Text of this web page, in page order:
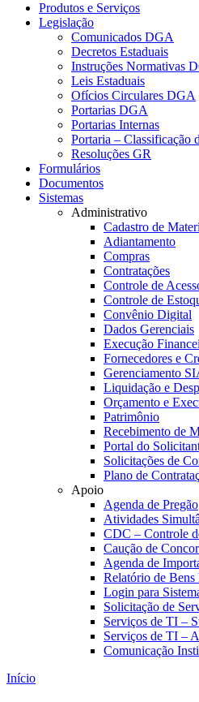
Produtos e Serviços
Legislação
Comunicados DGA
Decretos Estaduais
Instruções Normativas
Leis Estaduais
Ofícios Circulares DGA
Portarias DGA
Portarias Internas
Portaria – Classificação
Resoluções GR
Formulários
Documentos
Sistemas
Administrativo
Cadastro de
Adiantamento
Compras
Contratações
Controle de
Controle de
Convênio Digital
Dados Gerenciais
Execução
Fornecedores e
Gerenciamento
Liquidação e
Orçamento e
Patrimônio
Recebimento de
Portal do
Solicitações de
Plano de
Apoio
Agenda de Pregão
Atividades
CDC – Controle
Caução de
Agenda de
Relatório de
Login para
Solicitação de
Serviços de TI –
Serviços de TI –
Comunicação
Início